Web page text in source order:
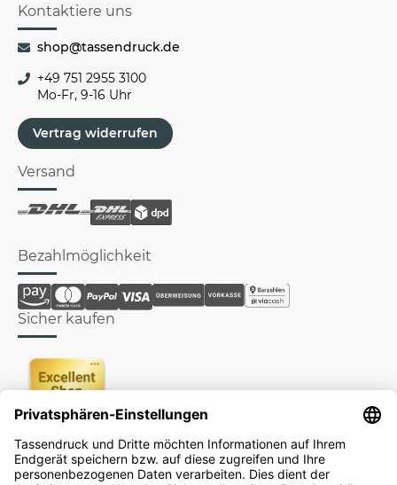
Kontaktiere uns
shop@tassendruck.de
+49 751 2955 3100
Mo-Fr, 9-16 Uhr
Vertrag widerrufen
Versand
Bezahlmöglichkeit
Sicher kaufen